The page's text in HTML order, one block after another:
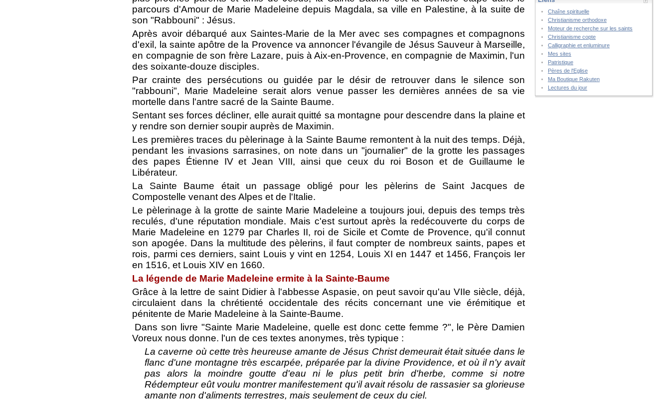
parcours d'Amour de Marie Madeleine depuis Magdala, sa ville en Palestine, à la suite de
son "Rabbouni" : Jésus.
Après avoir débarqué aux Saintes-Marie de la Mer avec ses compagnes et compagnons
d'exil, la sainte apôtre de la Provence va annoncer l'évangile de Jésus Sauveur à Marseille,
en compagnie de son frère Lazare, puis à Aix-en-Provence, en compagnie de Maximin, l'un
des soixante-douze disciples.
Par crainte des persécutions ou guidée par le désir de retrouver dans le silence son
"rabbouni", Marie Madeleine serait alors venue passer les dernières années de sa vie
mortelle dans l'antre sacré de la Sainte Baume.
Sentant ses forces décliner, elle aurait quitté sa montagne pour descendre dans la plaine et
y rendre son dernier soupir auprès de Maximin.
Les premières traces du pèlerinage à la Sainte Baume remontent à la nuit des temps. Déjà,
pendant les invasions sarrasines, on note dans un "journalier" de la grotte les passages
des papes Étienne IV et Jean VIII, ainsi que ceux du roi Boson et de Guillaume le
Libérateur.
La Sainte Baume était un passage obligé pour les pèlerins de Saint Jacques de
Compostelle venant des Alpes et de l'Italie.
Le pèlerinage à la grotte de sainte Marie Madeleine a toujours joui, depuis des temps très
reculés, d'une réputation mondiale. Mais c'est surtout après la redécouverte du corps de
Marie Madeleine en 1279 par Charles II, roi de Sicile et Comte de Provence, qu'il connut
son apogée. Dans la multitude des pèlerins, il faut compter de nombreux saints, papes et
rois, parmi ces derniers, saint Louis y vint en 1254, Louis XI en 1447 et 1456, François Ier
en 1516, et Louis XIV en 1660.
La légende de Marie Madeleine ermite à la Sainte-Baume
Grâce à la lettre de saint Didier à l'abbesse Aspasie, on peut savoir qu'au VIIe siècle, déjà,
circulaient dans la chrétienté occidentale des récits concernant une vie érémitique et
pénitente de Marie Madeleine à la Sainte-Baume.
Dans son livre "Sainte Marie Madeleine, quelle est donc cette femme ?", le Père Damien
Voreux nous donne. l'un de ces textes anonymes, très typique :
La caverne où cette très heureuse amante de Jésus Christ demeurait était située dans le
flanc d'une montagne très escarpée, préparée par la divine Providence, et où il n'y avait
pas alors la moindre goutte d'eau ni le plus petit brin d'herbe, comme si notre
Rédempteur eût voulu montrer manifestement qu'il avait résolu de rassasier sa glorieuse
amante non d'aliments terrestres, mais seulement de ceux du ciel.
Chaîne spirituelle
Christianisme orthodoxe
Moteur de recherche sur les saints
Christianisme copte
Calligraphie et enluminure
Mes sites
Patristique
Pères de l'Eglise
Ma Boutique Rakuten
Lectures du jour